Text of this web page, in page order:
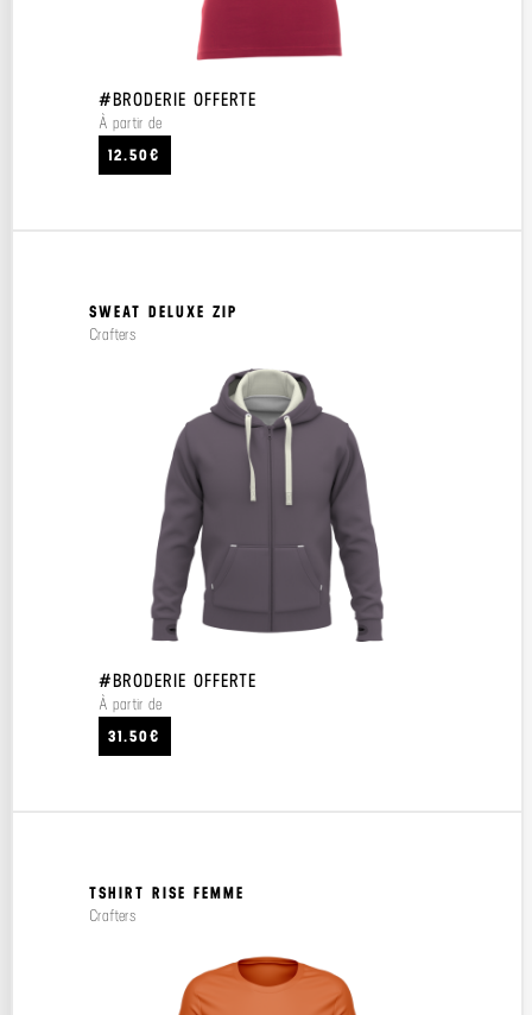
#BRODERIE OFFERTE
À partir de
12.50€
SWEAT DELUXE ZIP
Crafters
#BRODERIE OFFERTE
À partir de
31.50€
TSHIRT RISE FEMME
Crafters